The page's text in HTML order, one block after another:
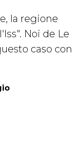
la regione
Noi de Le
caso con